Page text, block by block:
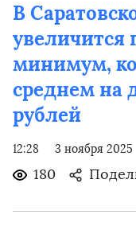
В
минимум,
среднем на
рублей
12:28 3 ноября 2025
180